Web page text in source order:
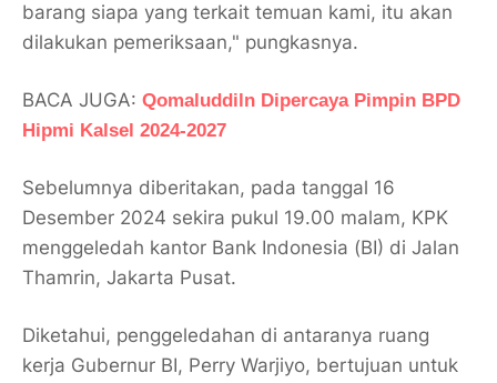
barang siapa yang terkait temuan kami, itu akan
dilakukan pemeriksaan," pungkasnya.
BACA JUGA: Qomaluddiln Dipercaya Pimpin BPD
Hipmi Kalsel 2024-2027
Sebelumnya diberitakan, pada tanggal 16
Desember 2024 sekira pukul 19.00 malam, KPK
menggeledah kantor Bank Indonesia (BI) di Jalan
Thamrin, Jakarta Pusat.
Diketahui, penggeledahan di antaranya ruang
kerja Gubernur BI, Perry Warjiyo, bertujuan untuk